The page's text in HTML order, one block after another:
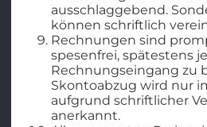
ausschlaggebend.
können schriftlich
Rechnungen sind
spesenfrei, spätestens
Rechnungseingang zu
Skontoabzug wird nur
aufgrund schriftlicher
anerkannt.